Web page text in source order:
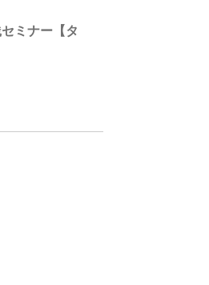
ミナー【タ